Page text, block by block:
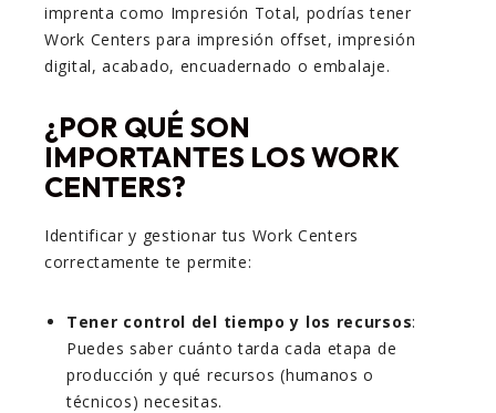
imprenta como Impresión Total, podrías tener
Work Centers para impresión offset, impresión
digital, acabado, encuadernado o embalaje.
¿POR QUÉ SON
IMPORTANTES LOS WORK
CENTERS?
Identificar y gestionar tus Work Centers
correctamente te permite:
Tener control del tiempo y los recursos:
Puedes saber cuánto tarda cada etapa de
producción y qué recursos (humanos o
técnicos) necesitas.